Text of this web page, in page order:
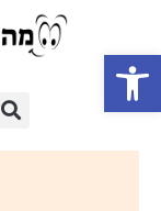
פתח סרגל נגישות